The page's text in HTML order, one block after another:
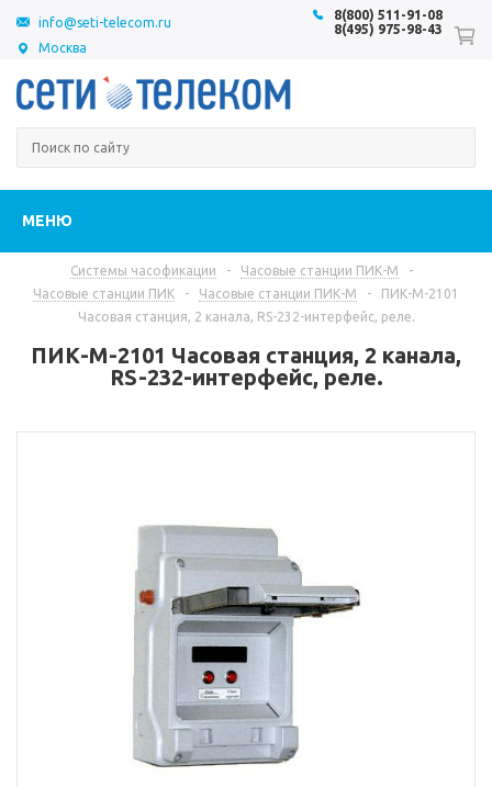
Москва
8(800) 511-91-08
8(495) 975-98-43
info@seti-telecom.ru
МЕНЮ
Системы часофикации - Часовые станции ПИК-М
-
Часовые станции ПИК
- Часовые станции ПИК-М -
ПИК-М-2101
Часовая станция, 2 канала, RS-232-интерфейс, реле.
ПИК-М-2101 Часовая станция, 2 канала,
RS-232-интерфейс, реле.